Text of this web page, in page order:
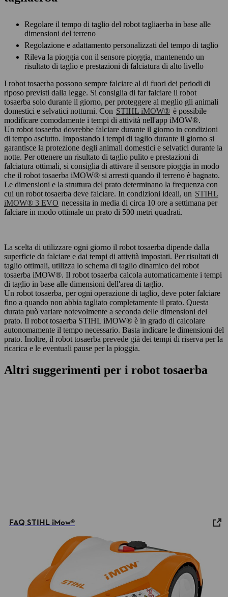
Regolare il tempo di taglio del robot tagliaerba in base alle
dimensioni del terreno
Regolazione e adattamento personalizzati del tempo di taglio
Rileva la pioggia con il sensore pioggia, mantenendo un
risultato di taglio e prestazioni di falciatura di alto livello
I robot tosaerba possono sempre falciare al di fuori dei periodi di
riposo previsti dalla legge. Si consiglia di far falciare il robot
tosaerba solo durante il giorno, per proteggere al meglio gli animali
domestici e selvatici notturni. Con STIHL iMOW® è possibile
modificare comodamente i tempi di attività nell'app iMOW®.
Un robot tosaerba dovrebbe falciare durante il giorno in condizioni
di tempo asciutto. Impostando i tempi di taglio durante il giorno si
garantisce la protezione degli animali domestici e selvatici durante la
notte. Per ottenere un risultato di taglio pulito e prestazioni di
falciatura ottimali, si consiglia di attivare il sensore pioggia in modo
che il robot tosaerba iMOW® si arresti quando il terreno è bagnato.
Le dimensioni e la struttura del prato determinano la frequenza con
cui un robot tosaerba deve falciare. In condizioni ideali, un STIHL
iMOW® 3 EVO necessita in media di circa 10 ore a settimana per
falciare in modo ottimale un prato di 500 metri quadrati.
La scelta di utilizzare ogni giorno il robot tosaerba dipende dalla
superficie da falciare e dai tempi di attività impostati. Per risultati di
taglio ottimali, utilizza lo schema di taglio dinamico del robot
tosaerba iMOW®. Il robot tosaerba calcola automaticamente i tempi
di taglio in base alle dimensioni dell'area di taglio.
Un robot tosaerba, per ogni operazione di taglio, deve poter falciare
fino a quando non abbia tagliato completamente il prato. Questa
durata può variare notevolmente a seconda delle dimensioni del
prato. Il robot tosaerba STIHL iMOW® è in grado di calcolare
autonomamente il tempo necessario. Basta indicare le dimensioni del
prato. Inoltre, il robot tosaerba prevede già dei tempi di riserva per la
ricarica e le eventuali pause per la pioggia.
Altri suggerimenti per i robot tosaerba
FAQ STIHL iMow®